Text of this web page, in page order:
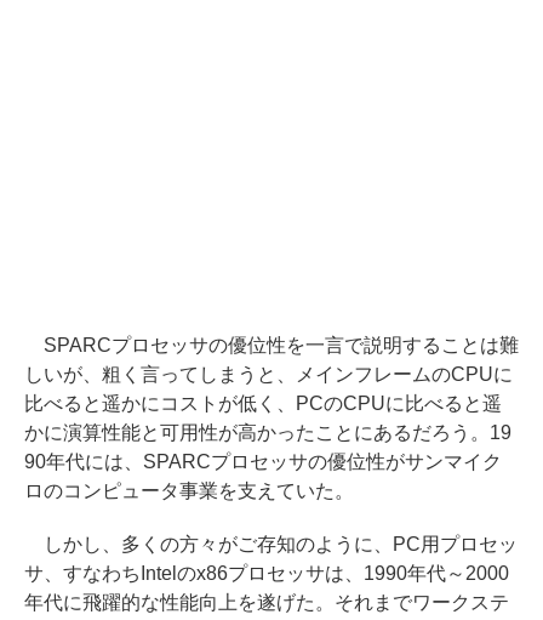
SPARCプロセッサの優位性を一言で説明することは難
しいが、粗く言ってしまうと、メインフレームのCPUに
比べると遥かにコストが低く、PCのCPUに比べると遥
かに演算性能と可用性が高かったことにあるだろう。19
90年代には、SPARCプロセッサの優位性がサンマイク
ロのコンピュータ事業を支えていた。
しかし、多くの方々がご存知のように、PC用プロセッ
サ、すなわちIntelのx86プロセッサは、1990年代～2000
年代に飛躍的な性能向上を遂げた。それまでワークステ